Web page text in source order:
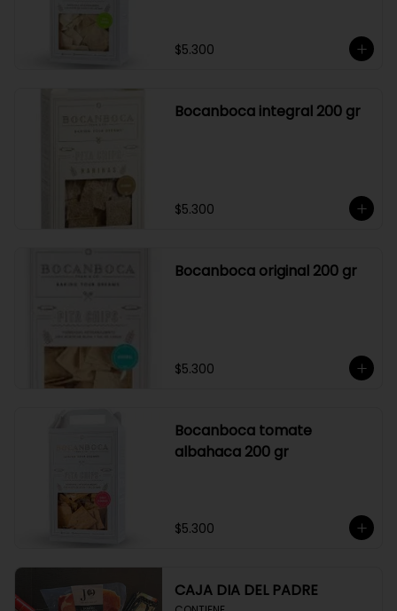
$5.300
Bocanboca integral 200 gr
$5.300
Bocanboca original 200 gr
$5.300
Bocanboca tomate
albahaca 200 gr
$5.300
CAJA DIA DEL PADRE